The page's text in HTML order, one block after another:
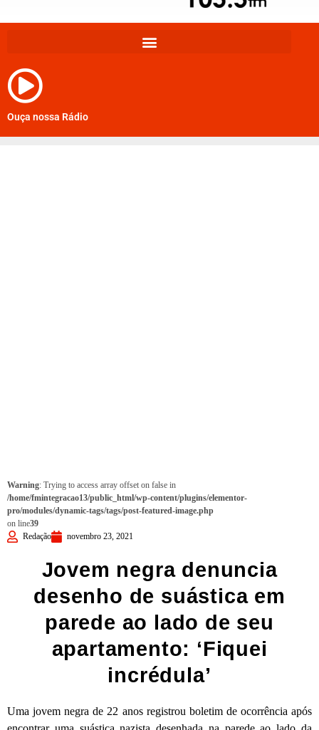
Ouça nossa Rádio
Warning: Trying to access array offset on false in
/home/fmintegracao13/public_html/wp-content/plugins/elementor-
pro/modules/dynamic-tags/tags/post-featured-image.php
on line39
Redação
novembro 23, 2021
Jovem negra denuncia
desenho de suástica em
parede ao lado de seu
apartamento: ‘Fiquei
incrédula’
Uma jovem negra de 22 anos registrou boletim de ocorrência após